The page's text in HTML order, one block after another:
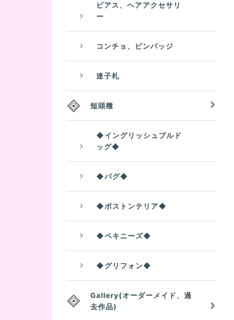
ピアス、ヘアアクセサリ
ー
コンチョ、ピンバッジ
迷子札
短頭種
◆イングリッシュブルド
ッグ◆
◆パグ◆
◆ボストンテリア◆
◆ペキニーズ◆
◆グリフォン◆
Gallery(オーダーメイド、過
去作品)